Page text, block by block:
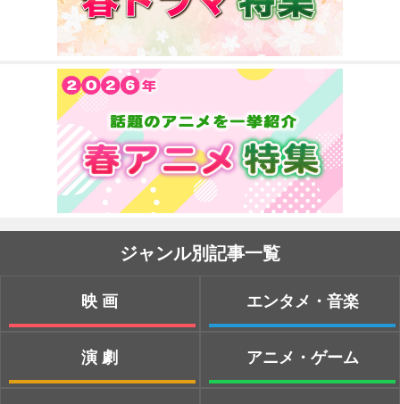
ジャンル別記事一覧
映画
演劇
エンタメ・音楽
アニメ・ゲーム